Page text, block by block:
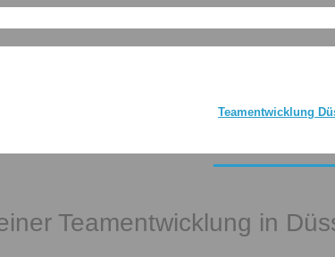
Teamentwicklung
Teamentwicklung in